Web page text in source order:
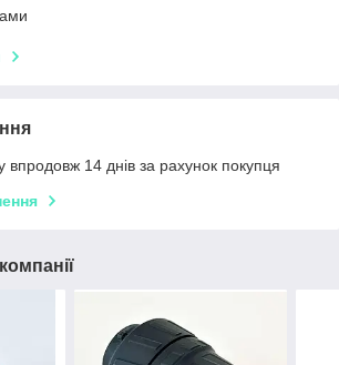
впродовж 14 днів за рахунок покупця